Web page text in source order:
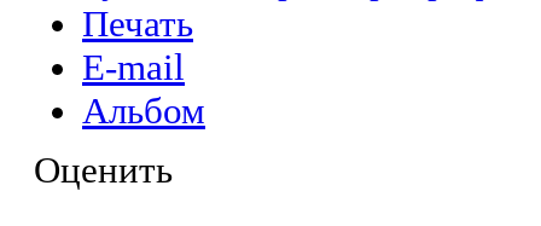
Печать
E-mail
Альбом
Оценить